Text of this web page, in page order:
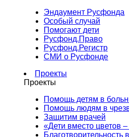
Эндаумент Русфонда
Особый случай
Помогают дети
Русфонд.Право
Русфонд.Регистр
СМИ о Русфонде
Проекты
Проекты
Помощь детям в
Помощь людям в
Защитим врачей
«Дети вместо цветов
Благотворительность